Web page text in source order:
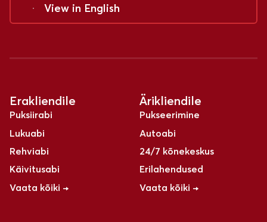
View in English
Erakliendile
Puksiirabi
Lukuabi
Rehviabi
Käivitusabi
Vaata kõiki →
Ärikliendile
Pukseerimine
Autoabi
24/7 kõnekeskus
Erilahendused
Vaata kõiki →